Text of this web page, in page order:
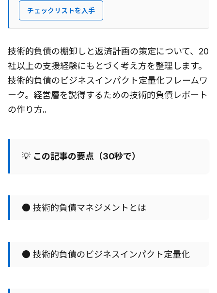
チェックリストを入手
技術的負債の棚卸しと返済計画の策定について、20
社以上の支援経験にもとづく考え方を整理します。
技術的負債のビジネスインパクト定量化フレームワ
ーク。経営層を説得するための技術的負債レポート
の作り方。
💡 この記事の要点（30秒で）
● 技術的負債マネジメントとは
● 技術的負債のビジネスインパクト定量化